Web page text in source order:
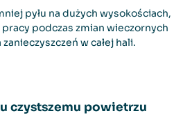
pyłu na dużych wysokościach,
podczas zmian wieczornych
w całej hali.
czystszemu powietrzu